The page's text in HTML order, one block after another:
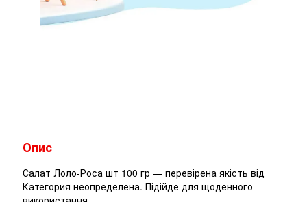
Опис
Салат Лоло-Роса шт 100 гр — перевірена якість від
Категория неопределена. Підійде для щоденного